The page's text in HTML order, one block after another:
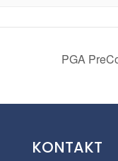
PGA
KONTAKT